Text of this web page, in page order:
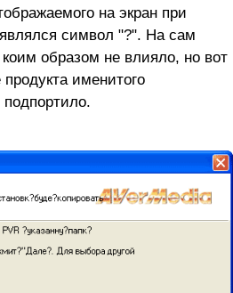
на экран при
символ "?". На сам
коим образом не влияло, но вот
именитого
подпортило.